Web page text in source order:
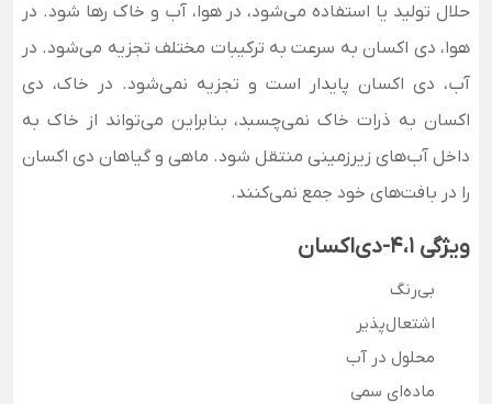
حلال تولید یا استفاده می‌شود، در هوا، آب و خاک رها شود. در
هوا، دی اکسان به سرعت به ترکیبات مختلف تجزیه می‌شود. در
آب، دی اکسان پایدار است و تجزیه نمی‌شود. در خاک، دی
اکسان به ذرات خاک نمی‌چسبد، بنابراین می‌تواند از خاک به
داخل آب‌های زیرزمینی منتقل شود. ماهی و گیاهان دی اکسان
را در بافت‌های خود جمع نمی‌کنند.
ویژگی 4،1-دی‌اکسان
بی‌رنگ
اشتعال‌پذیر
محلول در آب
ماده‌ای سمی